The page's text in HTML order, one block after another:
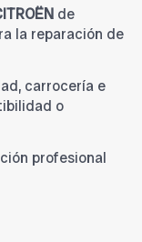
de
la reparación de
carrocería e
o
profesional